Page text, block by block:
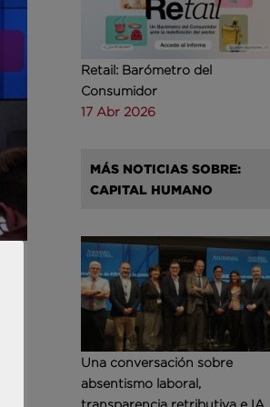
Retail: Barómetro del
Consumidor
17 Abr 2026
MÁS NOTICIAS SOBRE:
CAPITAL HUMANO
Una conversación sobre
absentismo laboral,
transparencia retributiva e IA